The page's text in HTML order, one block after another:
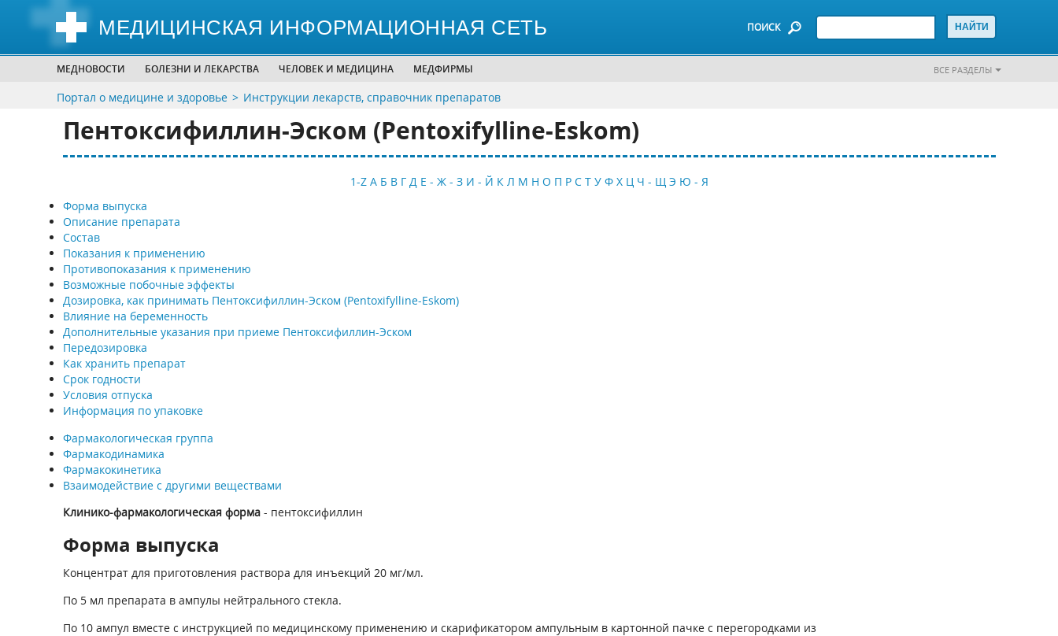
МЕДИЦИНСКАЯ ИНФОРМАЦИОННАЯ СЕТЬ ПОИСК
МЕДНОВОСТИ БОЛЕЗНИ И ЛЕКАРСТВА ЧЕЛОВЕК И МЕДИЦИНА МЕДФИРМЫ ВСЕ РАЗДЕЛЫ
Портал о медицине и здоровье Инструкции лекарств, справочник препаратов
Пентоксифиллин-Эском (Pentoxifylline-Eskom)
1-Z А Б В Г Д Е - Ж - З И - Й К Л М Н О П Р С Т У Ф Х Ц Ч - Щ Э Ю - Я
Форма выпуска
Описание препарата
Состав
Показания к применению
Противопоказания к применению
Возможные побочные эффекты
Дозировка, как принимать Пентоксифиллин-Эском (Pentoxifylline-Eskom)
Влияние на беременность
Дополнительные указания при приеме Пентоксифиллин-Эском
Передозировка
Как хранить препарат
Срок годности
Условия отпуска
Информация по упаковке
Фармакологическая группа
Фармакодинамика
Фармакокинетика
Взаимодействие с другими веществами
Клинико-фармакологическая форма- пентоксифиллин
Форма выпуска
Концентрат для приготовления раствора для инъекций 20 мг/мл.
По 5 мл препарата в ампулы нейтрального стекла.
По 10 ампул вместе с инструкцией по медицинскому применению и скарификатором ампульным в картонной пачке с перегородками из